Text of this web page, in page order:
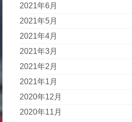
2021年6月
2021年5月
2021年4月
2021年3月
2021年2月
2021年1月
2020年12月
2020年11月